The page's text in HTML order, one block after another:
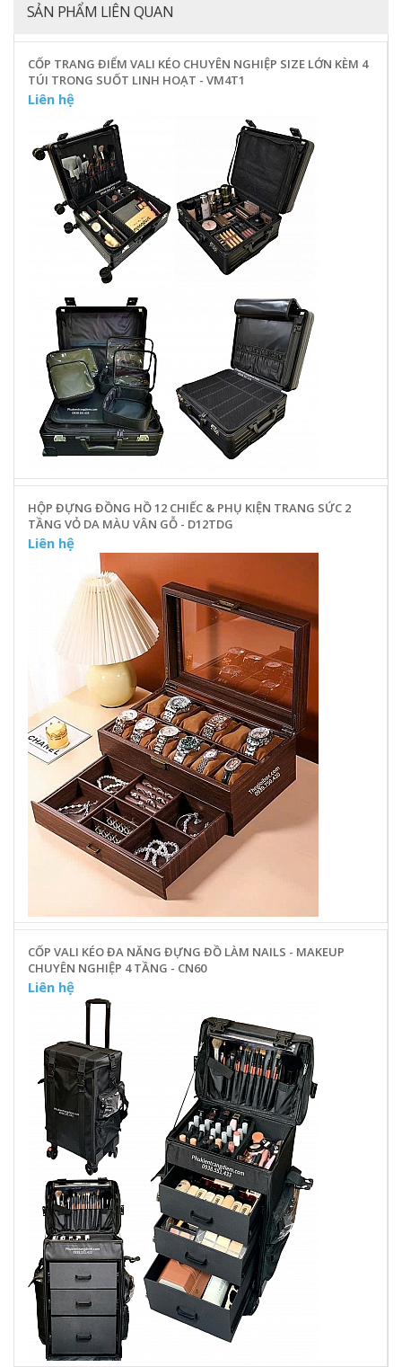
SẢN PHẨM LIÊN QUAN
CỐP TRANG ĐIỂM VALI KÉO CHUYÊN NGHIỆP SIZE LỚN KÈM 4
TÚI TRONG SUỐT LINH HOẠT - VM4T1
Liên hệ
HỘP ĐỰNG ĐỒNG HỒ 12 CHIẾC & PHỤ KIỆN TRANG SỨC 2
TẦNG VỎ DA MÀU VÂN GỖ - D12TDG
Liên hệ
CỐP VALI KÉO ĐA NĂNG ĐỰNG ĐỒ LÀM NAILS - MAKEUP
CHUYÊN NGHIỆP 4 TẦNG - CN60
Liên hệ